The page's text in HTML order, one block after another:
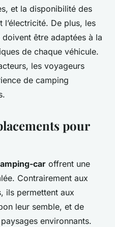
et la disponibilité des
l’électricité. De plus, les
doivent être adaptées à la
de chaque véhicule.
les voyageurs
de camping
pour
car offrent une
Contrairement aux
ils permettent aux
leur semble, et de
environnants.